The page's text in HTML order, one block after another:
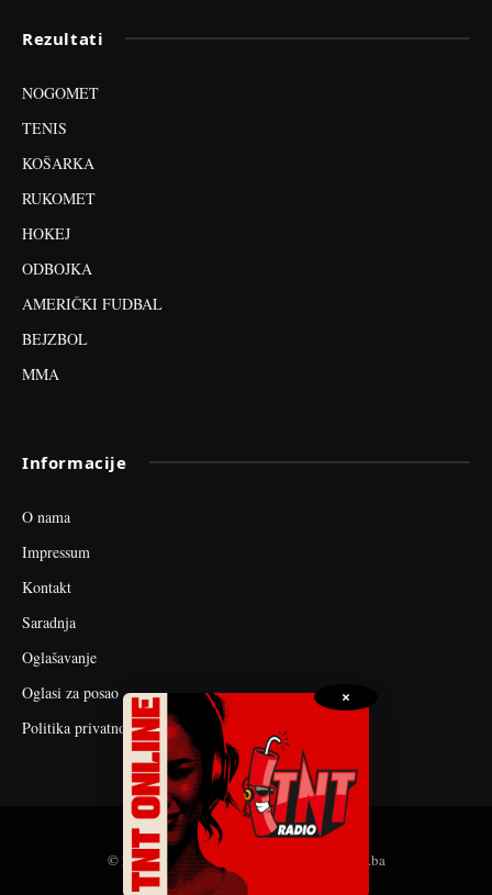
Rezultati
NOGOMET
TENIS
KOŠARKA
RUKOMET
HOKEJ
ODBOJKA
AMERIČKI FUDBAL
BEJZBOL
MMA
Informacije
O nama
Impressum
Kontakt
Saradnja
Oglašavanje
Oglasi za posao
Politika privatnosti
© 2026 web dizajn i seo optimizacija by tnt.ba
×